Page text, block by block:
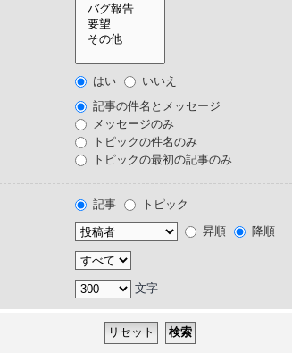
はい
いいえ
記事の件名とメッセージ
メッセージのみ
トピックの件名のみ
トピックの最初の記事のみ
記事
トピック
昇順 降順
文字